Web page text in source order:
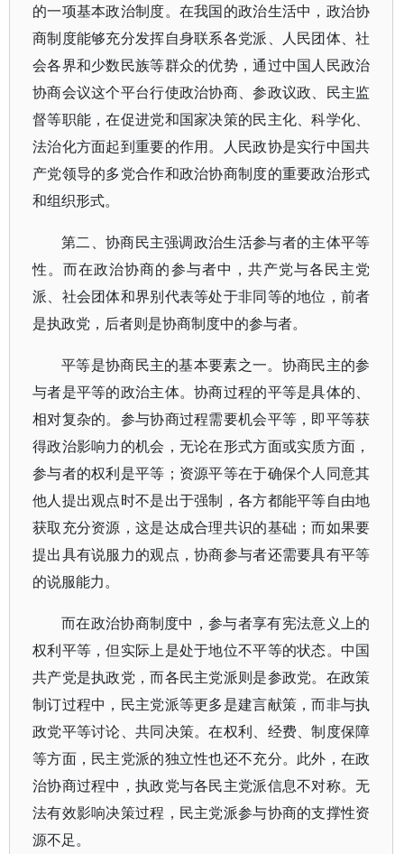
的一项基本政治制度。在我国的政治生活中，政治协
商制度能够充分发挥自身联系各党派、人民团体、社
会各界和少数民族等群众的优势，通过中国人民政治
协商会议这个平台行使政治协商、参政议政、民主监
督等职能，在促进党和国家决策的民主化、科学化、
法治化方面起到重要的作用。人民政协是实行中国共
产党领导的多党合作和政治协商制度的重要政治形式
和组织形式。
第二、协商民主强调政治生活参与者的主体平等
性。而在政治协商的参与者中，共产党与各民主党
派、社会团体和界别代表等处于非同等的地位，前者
是执政党，后者则是协商制度中的参与者。
平等是协商民主的基本要素之一。协商民主的参
与者是平等的政治主体。协商过程的平等是具体的、
相对复杂的。参与协商过程需要机会平等，即平等获
得政治影响力的机会，无论在形式方面或实质方面，
参与者的权利是平等；资源平等在于确保个人同意其
他人提出观点时不是出于强制，各方都能平等自由地
获取充分资源，这是达成合理共识的基础；而如果要
提出具有说服力的观点，协商参与者还需要具有平等
的说服能力。
而在政治协商制度中，参与者享有宪法意义上的
权利平等，但实际上是处于地位不平等的状态。中国
共产党是执政党，而各民主党派则是参政党。在政策
制订过程中，民主党派等更多是建言献策，而非与执
政党平等讨论、共同决策。在权利、经费、制度保障
等方面，民主党派的独立性也还不充分。此外，在政
治协商过程中，执政党与各民主党派信息不对称。无
法有效影响决策过程，民主党派参与协商的支撑性资
源不足。